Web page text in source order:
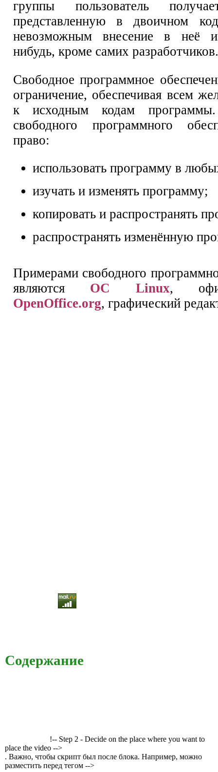
группы пользователь
представленную в двоичном
невозможным внесение в неё
нибудь, кроме самих разработчиков.
Свободное программное
ограничение, обеспечивая всем
к исходным кодам программы.
свободного программного
право:
использовать программу в
изучать и изменять программу;
копировать и распространять
распространять изменённую
Примерами свободного
являются ОС Linux,
OpenOffice.org, графический
Содержание
!-- Step 2 - Decide on the place where you want to
place the video -->
. Важно, чтобы скрипт был после блока. Например, можно
разместить перед тегом -->